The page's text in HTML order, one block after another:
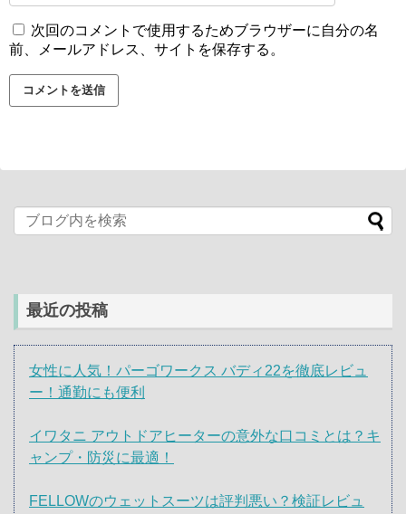
次回のコメントで使用するためブラウザーに自分の名
前、メールアドレス、サイトを保存する。
最近の投稿
女性に人気！パーゴワークス バディ22を徹底レビュ
ー！通勤にも便利
イワタニ アウトドアヒーターの意外な口コミとは？キ
ャンプ・防災に最適！
FELLOWのウェットスーツは評判悪い？検証レビュ